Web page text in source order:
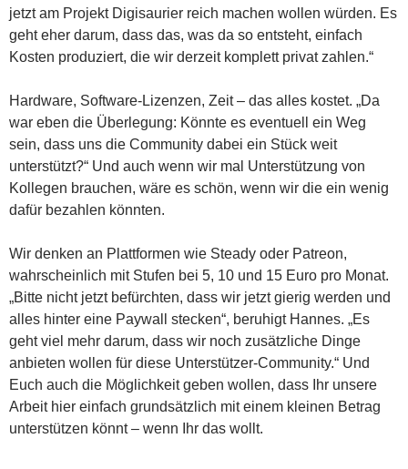
jetzt am Projekt Digisaurier reich machen wollen würden. Es
geht eher darum, dass das, was da so entsteht, einfach
Kosten produziert, die wir derzeit komplett privat zahlen.“
Hardware, Software-Lizenzen, Zeit – das alles kostet. „Da
war eben die Überlegung: Könnte es eventuell ein Weg
sein, dass uns die Community dabei ein Stück weit
unterstützt?“ Und auch wenn wir mal Unterstützung von
Kollegen brauchen, wäre es schön, wenn wir die ein wenig
dafür bezahlen könnten.
Wir denken an Plattformen wie Steady oder Patreon,
wahrscheinlich mit Stufen bei 5, 10 und 15 Euro pro Monat.
„Bitte nicht jetzt befürchten, dass wir jetzt gierig werden und
alles hinter eine Paywall stecken“, beruhigt Hannes. „Es
geht viel mehr darum, dass wir noch zusätzliche Dinge
anbieten wollen für diese Unterstützer-Community.“ Und
Euch auch die Möglichkeit geben wollen, dass Ihr unsere
Arbeit hier einfach grundsätzlich mit einem kleinen Betrag
unterstützen könnt – wenn Ihr das wollt.